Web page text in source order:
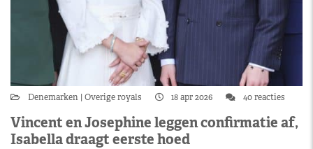
Denemarken Overige royals 18 apr 2026 40 reacties
Vincent en Josephine leggen confirmatie af,
Isabella draagt eerste hoed